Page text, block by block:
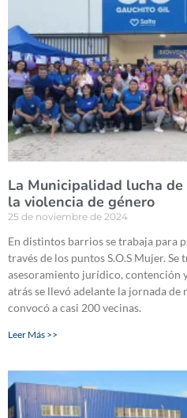
La Municipalidad lucha
la violencia de género
25 de noviembre de 2024
En distintos barrios se trabaja para
través de los puntos S.O.S Mujer. Se
asesoramiento jurídico, contención
atrás se llevó adelante la jornada de
convocó a casi 200 vecinas.
Leer Más >>